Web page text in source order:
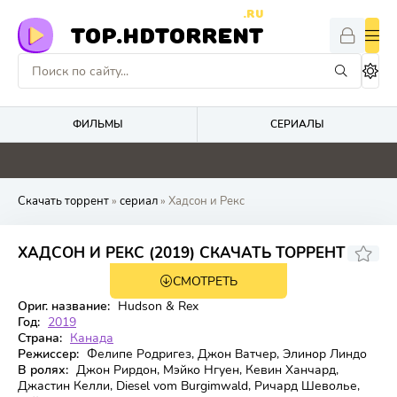
TOP.HDTORRENT
.RU
ФИЛЬМЫ СЕРИАЛЫ
0 5.5 0 0
Скачать торрент» сериал» Хадсон и Рекс
ХАДСОН И РЕКС (2019) СКАЧАТЬ ТОРРЕНТ
9 сезон 1 серия
7.693 7.4
СМОТРЕТЬ
Ориг. название: Hudson & Rex
Год: 2019
Страна: Канада
Режиссер: Фелипе Родригез, Джон Ватчер, Элинор Линдо
В ролях: Джон Рирдон, Мэйко Нгуен, Кевин Ханчард,
Джастин Келли, Diesel vom Burgimwald, Ричард Шеволье,